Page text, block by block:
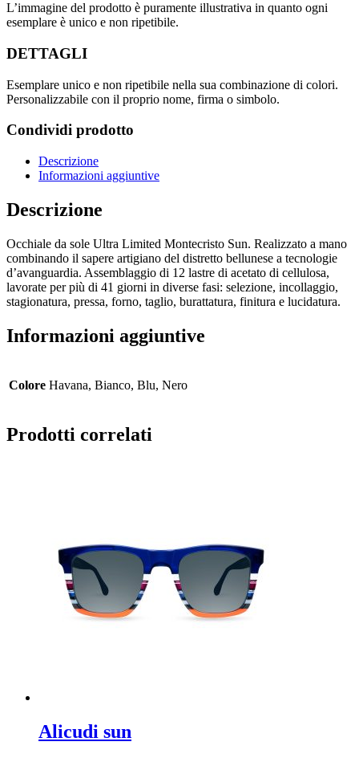
L’immagine del prodotto è puramente illustrativa in quanto ogni
esemplare è unico e non ripetibile.
DETTAGLI
Esemplare unico e non ripetibile nella sua combinazione di colori.
Personalizzabile con il proprio nome, firma o simbolo.
Condividi prodotto
Descrizione
Informazioni aggiuntive
Descrizione
Occhiale da sole Ultra Limited Montecristo Sun. Realizzato a mano
combinando il sapere artigiano del distretto bellunese a tecnologie
d’avanguardia. Assemblaggio di 12 lastre di acetato di cellulosa,
lavorate per più di 41 giorni in diverse fasi: selezione, incollaggio,
stagionatura, pressa, forno, taglio, burattatura, finitura e lucidatura.
Informazioni aggiuntive
Colore Havana, Bianco, Blu, Nero
Prodotti correlati
Alicudi sun